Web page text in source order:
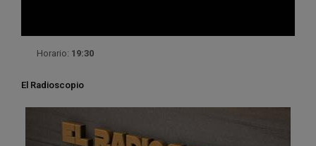
Horario: 19:30
El Radioscopio